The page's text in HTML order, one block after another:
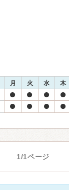
月 火 水 木
1/1ページ